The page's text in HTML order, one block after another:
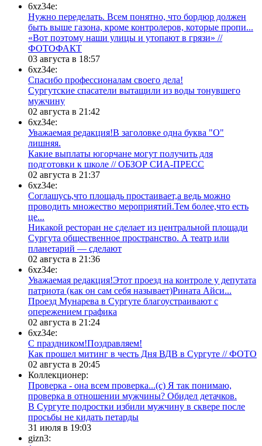
6xz34e:
Нужно переделать. Всем понятно, что бордюр должен
быть выше газона, кроме контролеров, которые пропи...
«Вот поэтому наши улицы и утопают в грязи» //
ФОТОФАКТ
03 августа в 18:57
6xz34e:
Спасибо профессионалам своего дела!
Сургутские спасатели вытащили из воды тонувшего
мужчину
02 августа в 21:42
6xz34e:
Уважаемая редакция!В заголовке одна буква "О"
лишняя.
Какие выплаты югорчане могут получить для
подготовки к школе // ОБЗОР СИА-ПРЕСС
02 августа в 21:37
6xz34e:
Соглашусь,что площадь простаивает,а ведь можно
проводить множество мероприятий.Тем более,что есть
це...
​Никакой ресторан не сделает из центральной площади
Сургута общественное пространство. А театр или
планетарий — сделают
02 августа в 21:36
6xz34e:
Уважаемая редакция!Этот проезд на контроле у депутата
патриота (как он сам себя называет)Рината Айси...
​Проезд Мунарева в Сургуте благоустраивают с
опережением графика
02 августа в 21:24
6xz34e:
С праздником!Поздравляем!
Как прошел митинг в честь Дня ВДВ в Сургуте // ФОТО
02 августа в 20:45
Коллекционер:
Проверка - она всем проверка...(с) Я так понимаю,
проверка в отношении мужчины? Обидел детачков.
В Сургуте подростки избили мужчину в сквере после
просьбы не кидать петарды
31 июля в 19:03
gizn3: